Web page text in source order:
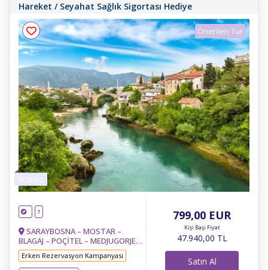
Hareket / Seyahat Sağlık Sigortası Hediye
Önerilen Tur
7
SARAYBOSNA – MOSTAR –
BLAGAJ – POÇİTEL – MEDJUGORJE-
TREBİNJE– KOTOR – BUDVA –
İŞKODRA-TİRAN – OHRİD - RESNE
Erken Rezervasyon Kampanyası
799,00 EUR
Kişi Başı Fiyat
47.940,00 TL
Satın Al